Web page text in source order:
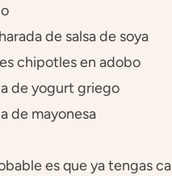
de salsa de soya
chipotles en adobo
de yogurt griego
de mayonesa
es que ya tengas